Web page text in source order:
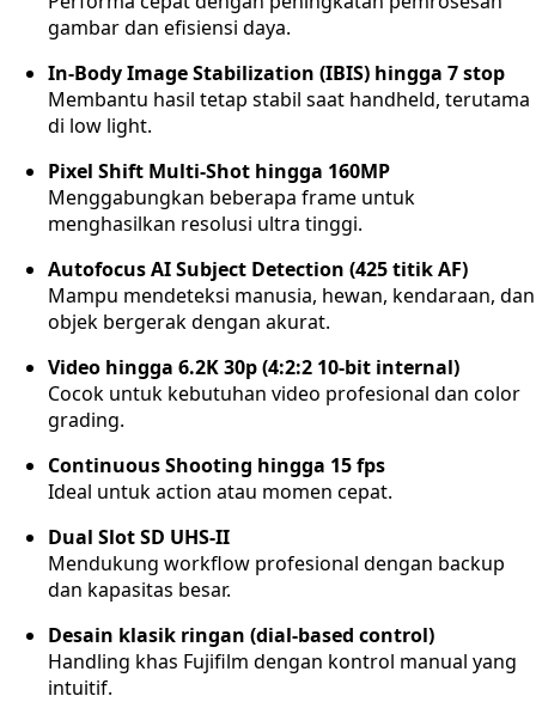
gambar dan efisiensi daya.
In-Body Image Stabilization (IBIS) hingga 7 stop
Membantu hasil tetap stabil saat handheld, terutama
di low light.
Pixel Shift Multi-Shot hingga 160MP
Menggabungkan beberapa frame untuk
menghasilkan resolusi ultra tinggi.
Autofocus AI Subject Detection (425 titik AF)
Mampu mendeteksi manusia, hewan, kendaraan, dan
objek bergerak dengan akurat.
Video hingga 6.2K 30p (4:2:2 10-bit internal)
Cocok untuk kebutuhan video profesional dan color
grading.
Continuous Shooting hingga 15 fps
Ideal untuk action atau momen cepat.
Dual Slot SD UHS-II
Mendukung workflow profesional dengan backup
dan kapasitas besar.
Desain klasik ringan (dial-based control)
Handling khas Fujifilm dengan kontrol manual yang
intuitif.